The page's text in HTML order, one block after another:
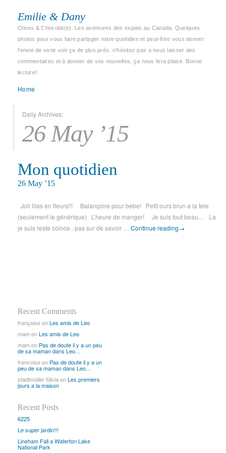
Emilie & Dany
Olives & Chocolat(e). Les aventures des expats au Canada. Quelques
photos pour vous faire partager notre quotidien et peut-être vous donner
l'envie de venir voir ça de plus près. n'hésitez pas a nous laisser des
commentaires et à donner de vos nouvelles, ça nous fera plaisir. Bonne
lecture!
Home
Daily Archives:
26 May ’15
Mon quotidien
26 May ’15
Joli lilas en fleurs!!! Balançoire pour bebe! Petit ours brun a la tele
(seulement le générique) L’heure de manger! Je suis tout beau… La
je suis reste coince.. pas sur de savoir … Continue reading→
Recent Comments
françoiseonLes amis de Leo
mamonLes amis de Leo
mamon Pas de doute il y a un peu
de sa maman dans Leo…
francoiseon Pas de doute il y a un
peu de sa maman dans Leo…
stadtmüller SilviaonLes premiers
jours a la maison
Recent Posts
6225
Le super jardin!!!
Lineham Fall a Waterton Lake
National Park